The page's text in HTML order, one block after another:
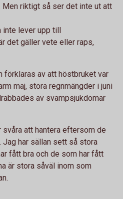
Men riktigt så ser det inte ut att
inte lever upp till
det gäller vete eller raps,
förklaras av att höstbruket var
maj, stora regnmängder i juni
av svampsjukdomar
svåra att hantera eftersom de
har sällan sett så stora
fått bra och de som har fått
är stora såväl inom som